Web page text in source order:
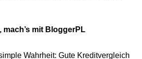
mach’s mit BloggerPL
Wahrheit: Gute Kreditvergleich